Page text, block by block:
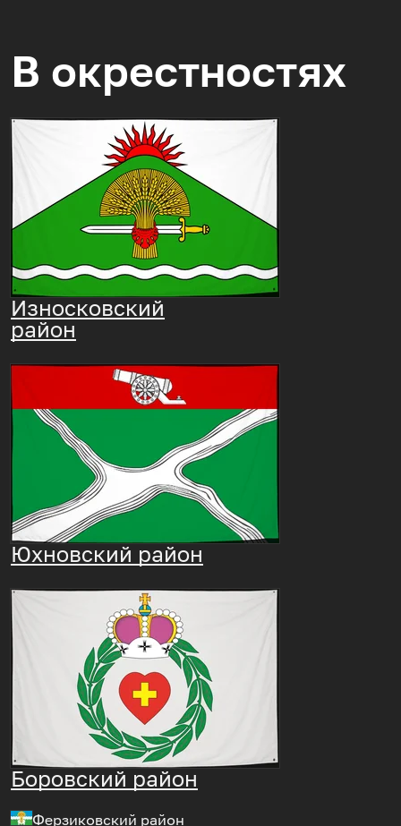
В окрестностях
Износковский
район
Юхновский район
Боровский район
Ферзиковский район